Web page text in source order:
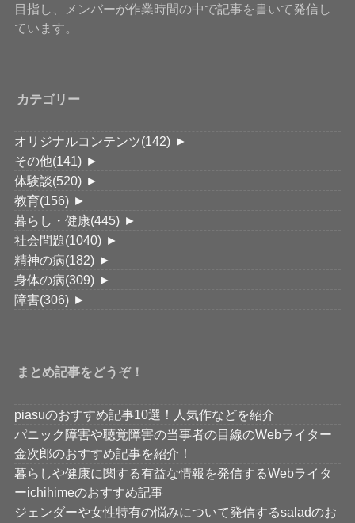
目指し、メンバーが作業時間の中で記事を書いて発信し
ています。
カテゴリー
オリジナルコンテンツ(142) ►
その他(141) ►
体験談(520) ►
教育(156) ►
暮らし・健康(445) ►
社会問題(1040) ►
精神の病(182) ►
身体の病(309) ►
障害(306) ►
まとめ記事をどうぞ！
piasuのおすすめ記事10選！人気作などを紹介
パニック障害や聴覚障害の当事者の目線のWebライター
金次郎のおすすめ記事を紹介！
暮らしや健康に関する有益な情報を発信するWebライタ
ーichihimeのおすすめ記事
ジェンダーや女性特有の悩みについて発信するsaladのお